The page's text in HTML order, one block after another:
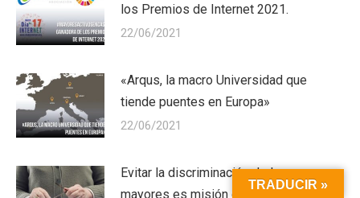
los Premios de Internet 2021.
22/06/2021
«Arqus, la macro Universidad que
tiende puentes en Europa»
22/06/2021
Evitar la discriminación de las personas
mayores es misión de todos
TRADUCIR »